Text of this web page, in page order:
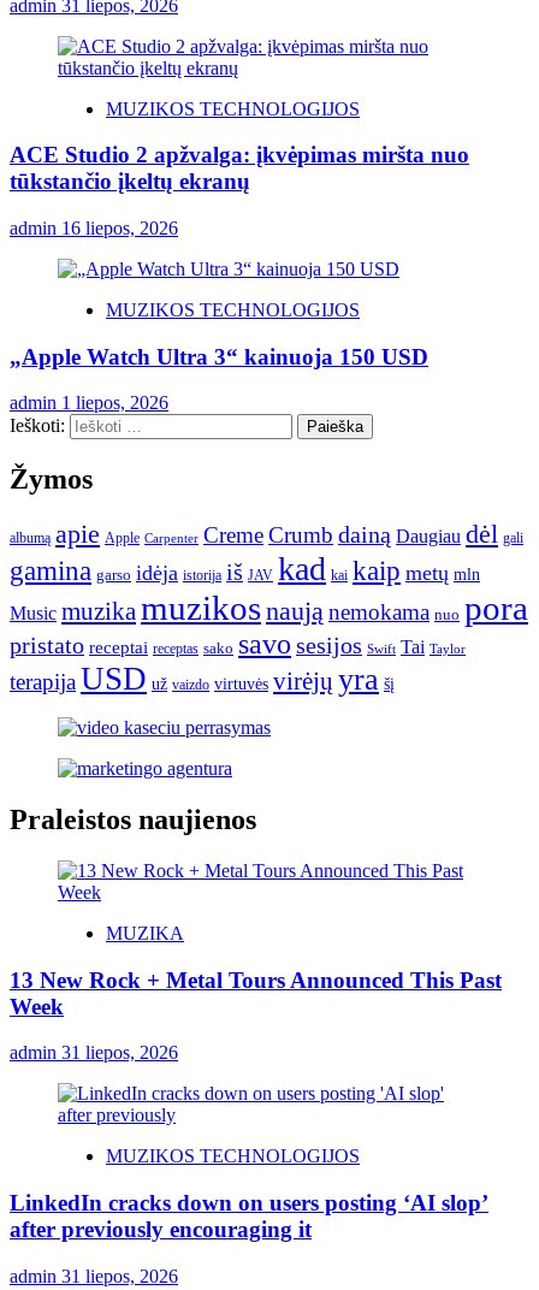
admin 31 liepos, 2026
MUZIKOS TECHNOLOGIJOS
ACE Studio 2 apžvalga: įkvėpimas miršta nuo
tūkstančio įkeltų ekranų
admin 16 liepos, 2026
MUZIKOS TECHNOLOGIJOS
„Apple Watch Ultra 3“ kainuoja 150 USD
admin 1 liepos, 2026
Ieškoti:
Žymos
albumą apie Apple Carpenter CremeCrumb dainą Daugiau dėl gali
gamina garso idėja istorija iš JAV kad kai kaip metų mln
Music muzikamuzikosnaująnemokama nuo pora
pristato receptai receptas sako savo sesijos Swift Tai Taylor
terapijaUSD už vaizdo virtuvės virėjų yra šį
Praleistos naujienos
MUZIKA
13 New Rock + Metal Tours Announced This Past
Week
admin 31 liepos, 2026
MUZIKOS TECHNOLOGIJOS
LinkedIn cracks down on users posting ‘AI slop’
after previously encouraging it
admin 31 liepos, 2026